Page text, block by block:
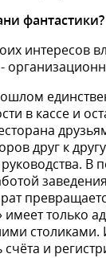
фантастики?
интересов
в кассе и
друг к
имеет только
столиками.
и